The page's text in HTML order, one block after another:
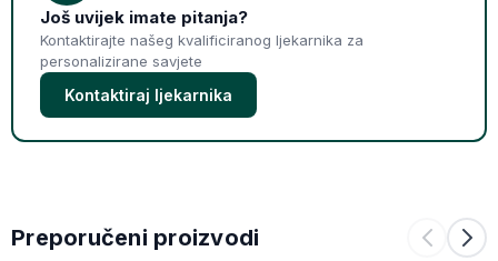
Još uvijek imate pitanja?
Kontaktirajte našeg kvalificiranog ljekarnika za
personalizirane savjete
Kontaktiraj ljekarnika
Preporučeni proizvodi